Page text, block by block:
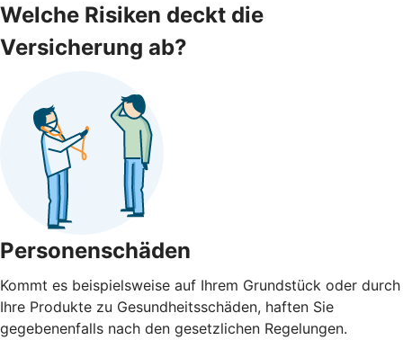
Welche Risiken deckt die
Versicherung ab?
Personenschäden
Kommt es beispielsweise auf Ihrem Grundstück oder durch
Ihre Produkte zu Gesundheitsschäden, haften Sie
gegebenenfalls nach den gesetzlichen Regelungen.